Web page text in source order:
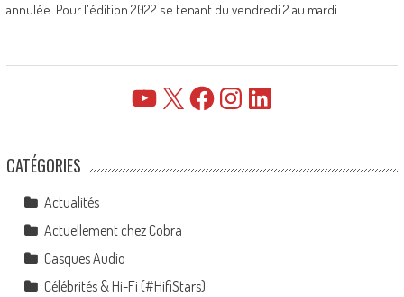
annulée. Pour l'édition 2022 se tenant du vendredi 2 au mardi
YouTube FacebookInstagramLinkedIn
CATÉGORIES
Actualités
Actuellement chez Cobra
Casques Audio
Célébrités & Hi-Fi (#HifiStars)